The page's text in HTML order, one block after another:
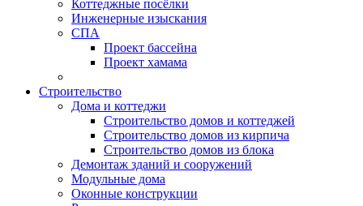
Коттеджные посёлки
Инженерные изыскания
СПА
Проект бассейна
Проект хамама
Строительство
Дома и коттеджи
Строительство домов и коттеджей
Строительство домов из кирпича
Строительство домов из блока
Демонтаж зданий и сооружений
Модульные дома
Оконные конструкции